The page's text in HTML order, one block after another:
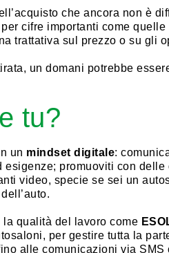
che ancora non è
cifre importanti come
trattativa sul prezzo o su gli
un domani potrebbe
tu?
un mindset digitale:
esigenze; promuoviti con
video, specie se sei un
qualità del lavoro come
per gestire tutta la
alle comunicazioni via SMS